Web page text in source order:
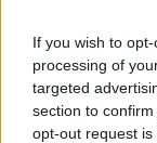
If you wish to
processing of
targeted
section to
opt-out request